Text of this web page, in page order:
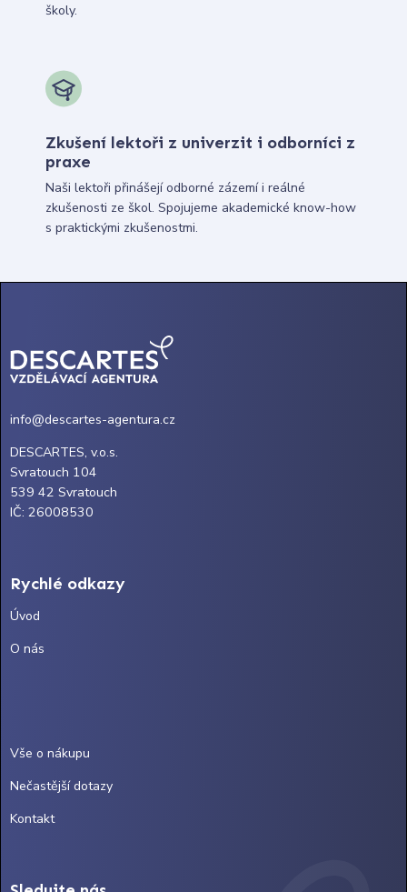
školy.
Zkušení lektoři z univerzit i odborníci z
praxe
Naši lektoři přinášejí odborné zázemí i reálné
zkušenosti ze škol. Spojujeme akademické know-how
s praktickými zkušenostmi.
info@descartes-agentura.cz
DESCARTES, v.o.s.
Svratouch 104
539 42 Svratouch
IČ: 26008530
Rychlé odkazy
Úvod
O nás
Vše o nákupu
Nečastější dotazy
Kontakt